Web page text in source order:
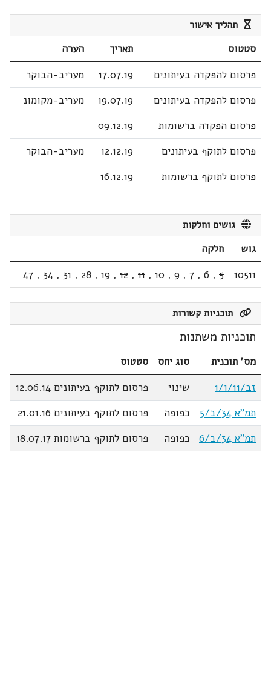
תהליך אישור
סטטוס תאריך
הערה
פרסום להפקדה בעיתונים
17.07.19
מעריב-הבוקר
פרסום להפקדה בעיתונים
19.07.19
מעריב-מקומונ
פרסום הפקדה ברשומות
09.12.19
פרסום לתוקף בעיתונים
12.12.19
מעריב-הבוקר
פרסום לתוקף ברשומות
16.12.19
גושים וחלקות
גוש
חלקה
10511
5
,
6
,
7
,
9
,
10
,
11
,
12
,
19
,
28
,
31
,
34
,
47
תוכניות קשורות
תוכניות משתנות
מס' תוכנית סוג יחס
סטטוס
זב/11/ו/1
שינוי
פרסום לתוקף בעיתונים 12.06.14
תמ"א 34/ב/5
כפופה
פרסום לתוקף בעיתונים 21.01.16
תמ"א 34/ב/6
כפופה פרסום לתוקף ברשומות 18.07.17